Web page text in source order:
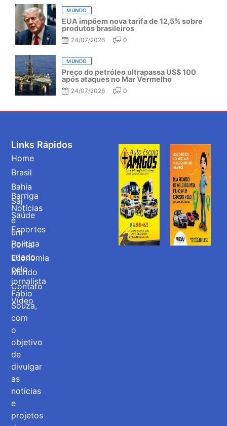
MUNDO
EUA impõem nova tarifa de 12,5% sobre
produtos brasileiros
24/07/2026 0
MUNDO
Preço do petróleo ultrapassa US$ 100
após ataques no Mar Vermelho
24/07/2026 0
Barriga
Notícias
é
um
portal
criado
pelo
jornalista
Fábio
Souza,
com
o
objetivo
de
divulgar
as
notícias
e
projetos
Links Rápidos
Home
Brasil
Bahia
Saj
Saúde
Esportes
Politica
Economia
Mundo
Contato
Vídeo